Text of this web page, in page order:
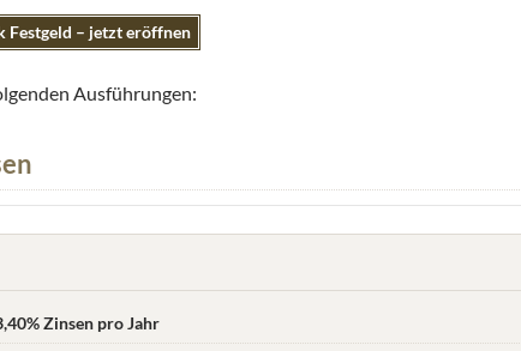
Festgeld – jetzt eröffnen
Ausführungen:
Zinsen pro Jahr